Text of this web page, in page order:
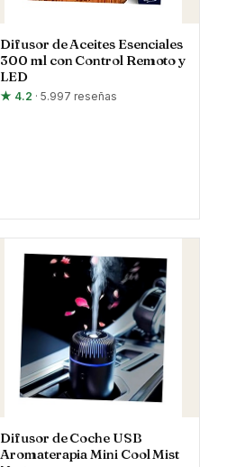
Difusor de Aceites Esenciales
300 ml con Control Remoto y
LED
★ 4.2 · 5.997 reseñas
Difusor de Coche USB
Aromaterapia Mini Cool Mist